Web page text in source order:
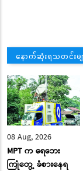
နောက်ဆုံးရသတင်းမျ
08 Aug, 2026
MPT က ရေဘေး
ကြုံတွေ့ ခံစားနေရ